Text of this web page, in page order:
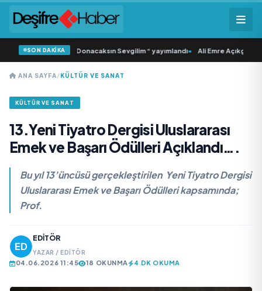
SON DAKİKA
‘dan İkinci Tekli “Donacaksın Sevgilim “ yayımlandı• Ali Emre Açıkgöz
ANA SAYFA/KÜLTÜR VE SANAT
KÜLTÜR VE SANAT
13.Yeni Tiyatro Dergisi Uluslararası
Emek ve Başarı Ödülleri Açıklandı….
Bu yıl 13’üncüsü gerçekleştirilen Yeni Tiyatro Dergisi
Uluslararası Emek ve Başarı Ödülleri kapsamında;
Prof.
EDITÖR
YAZAR / EDITÖR
04.06.2026 11:45 18 OKUNMA 4 DK OKUMA